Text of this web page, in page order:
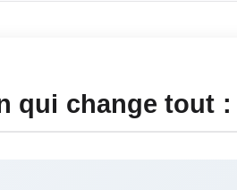
qui change tout